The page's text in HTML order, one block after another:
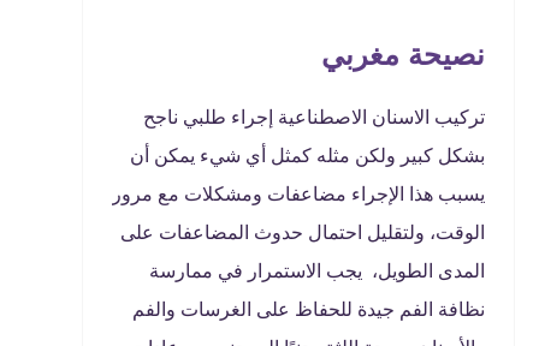
نصيحة مغربي
تركيب الاسنان الاصطناعية إجراء طلبي ناجح
بشكل كبير ولكن مثله كمثل أي شيء يمكن أن
يسبب هذا الإجراء مضاعفات ومشكلات مع مرور
الوقت، ولتقليل احتمال حدوث المضاعفات على
المدى الطويل، يجب الاستمرار في ممارسة
نظافة الفم جيدة للحفاظ على الغرسات والفم